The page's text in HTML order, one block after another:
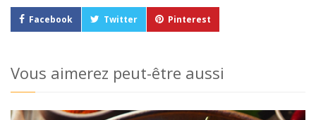
Facebook Twitter Pinterest
Vous aimerez peut-être aussi